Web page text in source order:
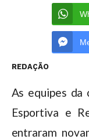
REDAÇÃO
As equipes da
Esportiva e
entraram